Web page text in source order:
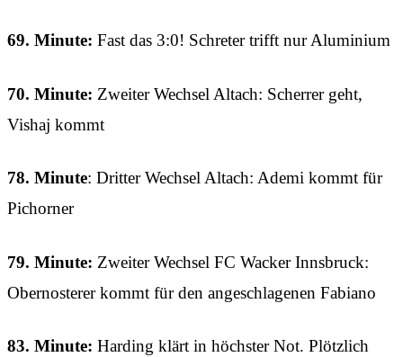
69. Minute: Fast das 3:0! Schreter trifft nur Aluminium
70. Minute: Zweiter Wechsel Altach: Scherrer geht,
Vishaj kommt
78. Minute: Dritter Wechsel Altach: Ademi kommt für
Pichorner
79. Minute: Zweiter Wechsel FC Wacker Innsbruck:
Obernosterer kommt für den angeschlagenen Fabiano
83. Minute: Harding klärt in höchster Not. Plötzlich